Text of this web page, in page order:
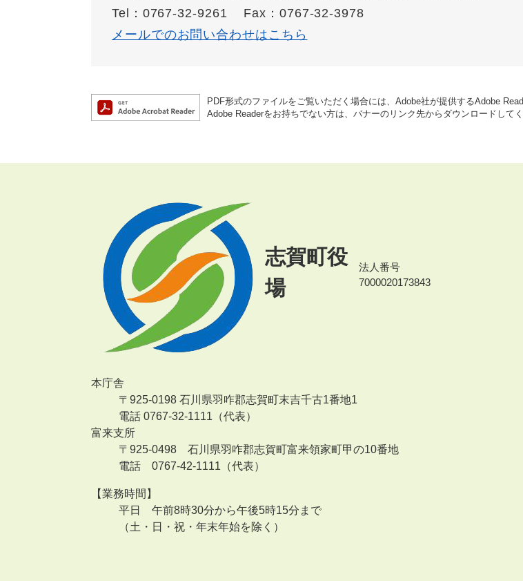
Tel：0767-32-9261
Fax：0767-32-3978
メールでのお問い合わせはこちら
PDF形式のファイルをご覧いただく場合には、Adobe社が提供するAdobe
Adobe Readerをお持ちでない方は、バナーのリンク先からダウンロードしてく
志賀町役
場
法人番号
7000020173843
本庁舎
〒925-0198 石川県羽咋郡志賀町末吉千古1番地1
電話 0767-32-1111（代表）
富来支所
〒925-0498 石川県羽咋郡志賀町富来領家町甲の10番地
電話 0767-42-1111（代表）
【業務時間】
平日 午前8時30分から午後5時15分まで
（土・日・祝・年末年始を除く）